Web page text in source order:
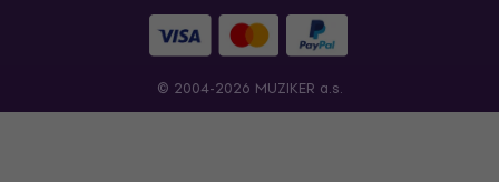
© 2004-2026 MUZIKER a.s.